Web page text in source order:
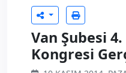
Van Şubesi
Kongresi